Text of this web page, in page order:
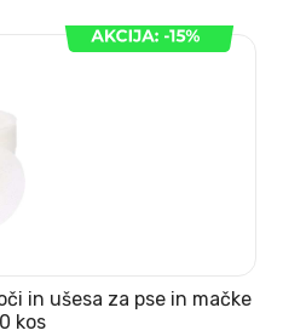
in ušesa za pse in mačke
kos